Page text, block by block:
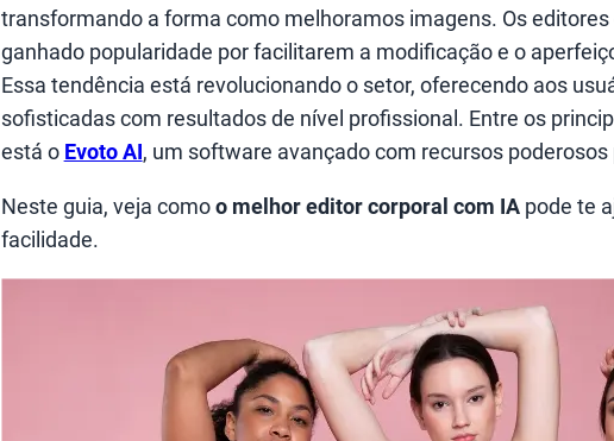
transformando a forma como melhoramos imagens. Os
ganhado popularidade por facilitarem a modificação e o
Essa tendência está revolucionando o setor, oferecendo aos
sofisticadas com resultados de nível profissional. Entre os
está o Evoto AI, um software avançado com recursos
Neste guia, veja comoo melhor editor corporal com IApode te
facilidade.